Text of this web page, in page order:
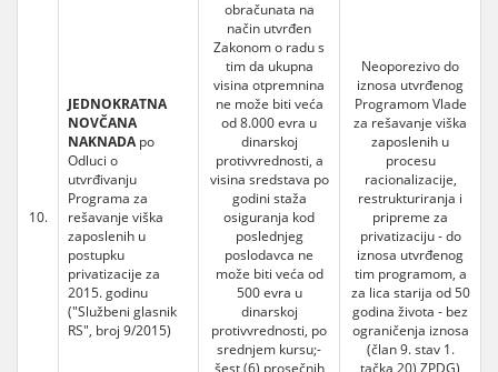
10.
JEDNOKRATNA
NOVČANA
NAKNADApo
Odluci o
utvrđivanju
Programa za
rešavanje viška
zaposlenih u
postupku
privatizacije za
2015. godinu
("Službeni glasnik
RS", broj 9/2015)
obračunata na
način utvrđen
Zakonom o radu s
tim da ukupna
visina otpremnina
ne može biti veća
od 8.000 evra u
dinarskoj
protivvrednosti, a
visina sredstava po
godini staža
osiguranja kod
poslednjeg
poslodavca ne
može biti veća od
500 evra u
dinarskoj
protivvrednosti, po
srednjem kursu;-
šest (6) prosečnih
Neoporezivo do
iznosa utvrđenog
Programom Vlade
za rešavanje viška
zaposlenih u
procesu
racionalizacije,
restrukturiranja i
pripreme za
privatizaciju - do
iznosa utvrđenog
tim programom, a
za lica starija od 50
godina života - bez
ograničenja iznosa
(član 9. stav 1.
tačka 20) ZPDG)